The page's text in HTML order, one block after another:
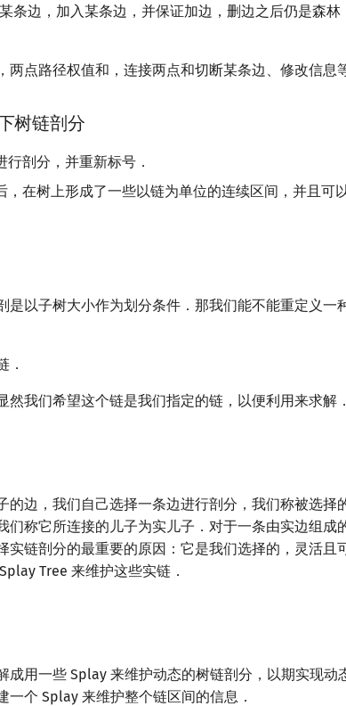
条边，加入某条边，并保证加边，删边之后仍是森林
两点路径权值和，连接两点和切断某条边、修改信息
树链剖分
剖分，并重新标号．
，在树上形成了一些以链为单位的连续区间，并且可
是以子树大小作为划分条件．那我们能不能重定义一
．
然我们希望这个链是我们指定的链，以便利用来求解．
的边，我们自己选择一条边进行剖分，我们称被选择
们称它所连接的儿子为实儿子．对于一条由实边组成
实链剖分的最重要的原因：它是我们选择的，灵活且
Tree 来维护这些实链．
成用一些 Splay 来维护动态的树链剖分，以期实现动
一个 Splay 来维护整个链区间的信息．